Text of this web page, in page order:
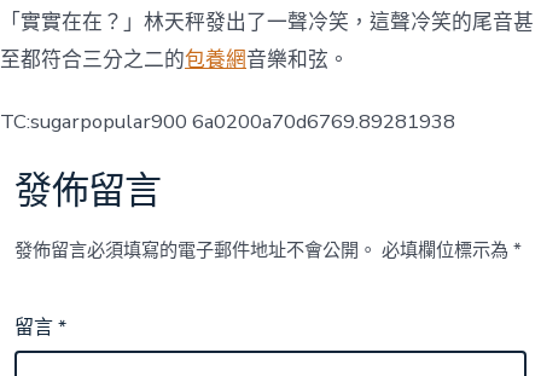
「實實在在？」林天秤發出了一聲冷笑，這聲冷笑的尾音甚
至都符合三分之二的包養網音樂和弦。
TC:sugarpopular900 6a0200a70d6769.89281938
發佈留言
發佈留言必須填寫的電子郵件地址不會公開。 必填欄位標示為*
留言*